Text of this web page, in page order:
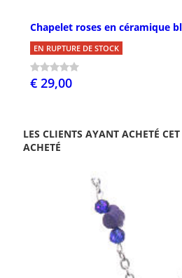
Chapelet roses en céramique
EN RUPTURE DE STOCK
€ 29,00
LES CLIENTS AYANT ACHETÉ
ACHETÉ